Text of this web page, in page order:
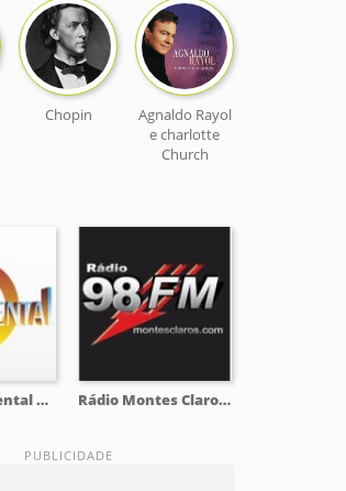
Chopin
Agnaldo Rayol
e charlotte
Church
Rádio Continental 98.3 FM Rádio Montes Claros 98.9 FM